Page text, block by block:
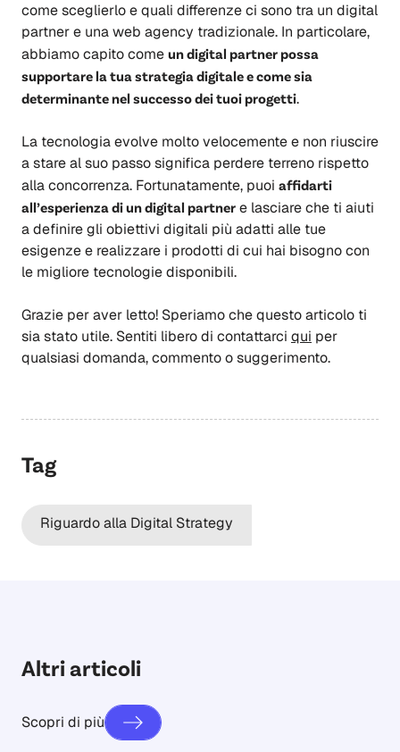
come sceglierlo e quali differenze ci sono tra un digital
partner e una web agency tradizionale. In particolare,
abbiamo capito come un digital partner possa
supportare la tua strategia digitale e come sia
determinante nel successo dei tuoi progetti.
La tecnologia evolve molto velocemente e non riuscire
a stare al suo passo significa perdere terreno rispetto
alla concorrenza. Fortunatamente, puoi affidarti
all’esperienza di un digital partner e lasciare che ti aiuti
a definire gli obiettivi digitali più adatti alle tue
esigenze e realizzare i prodotti di cui hai bisogno con
le migliore tecnologie disponibili.
Grazie per aver letto! Speriamo che questo articolo ti
sia stato utile. Sentiti libero di contattarci qui per
qualsiasi domanda, commento o suggerimento.
Tag
Riguardo alla Digital Strategy
Altri articoli
Scopri di più